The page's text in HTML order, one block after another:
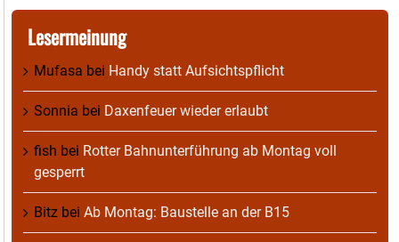
Lesermeinung
Mufasa bei Handy statt Aufsichtspflicht
Sonnia bei Daxenfeuer wieder erlaubt
fish bei Rotter Bahnunterführung ab Montag voll
gesperrt
Bitz bei Ab Montag: Baustelle an der B15